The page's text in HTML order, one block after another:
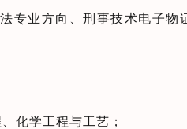
专业方向、刑事技术电子物
化学工程与工艺；